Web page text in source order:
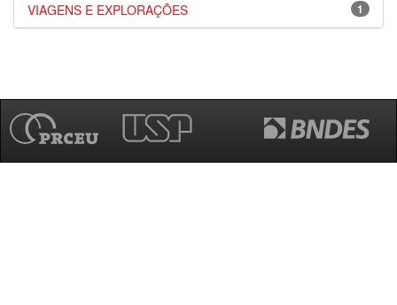
1
VIAGENS E EXPLORAÇÕES